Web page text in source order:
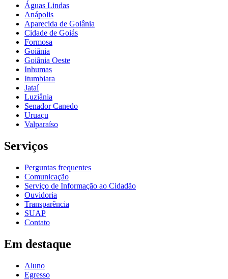
Águas Lindas
Anápolis
Aparecida de Goiânia
Cidade de Goiás
Formosa
Goiânia
Goiânia Oeste
Inhumas
Itumbiara
Jataí
Luziânia
Senador Canedo
Uruaçu
Valparaíso
Serviços
Perguntas frequentes
Comunicação
Serviço de Informação ao Cidadão
Ouvidoria
Transparência
SUAP
Contato
Em destaque
Aluno
Egresso